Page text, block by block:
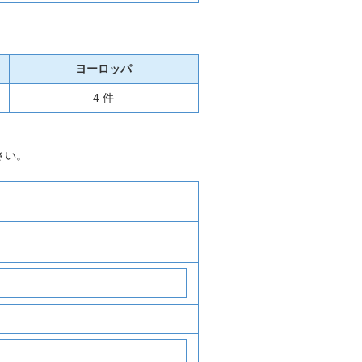
ヨーロッパ
4 件
。